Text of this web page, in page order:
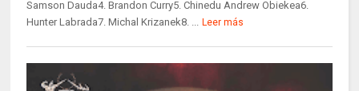
Samson Dauda4. Brandon Curry5. Chinedu Andrew Obiekea6.
Hunter Labrada7. Michal Krizanek8. ...
Leer más